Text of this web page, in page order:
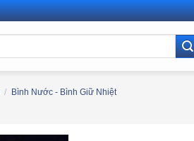
/ Bình Nước - Bình Giữ Nhiệt